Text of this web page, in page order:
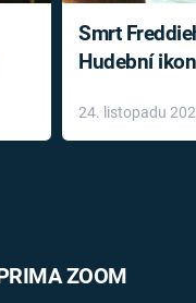
Smrt
Hudební
léky
24. listopadu
ZOOM